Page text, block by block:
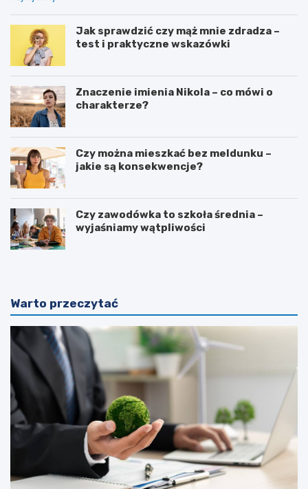
Jak sprawdzić czy mąż mnie zdradza –
test i praktyczne wskazówki
Znaczenie imienia Nikola – co mówi o
charakterze?
Czy można mieszkać bez meldunku –
jakie są konsekwencje?
Czy zawodówka to szkoła średnia –
wyjaśniamy wątpliwości
Warto przeczytać